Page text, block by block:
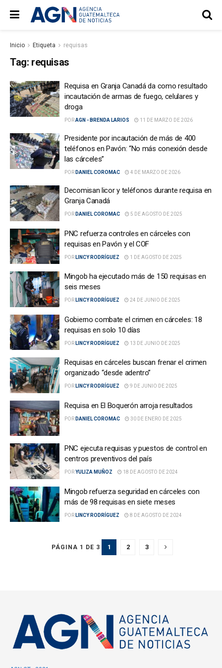
Inicio Etiqueta requisas
Tag: requisas
Requisa en Granja Canadá da como resultado
incautación de armas de fuego, celulares y
droga
PORAGN - BRENDA LARIOS 11 DE MARZO DE 2026
Presidente por incautación de más de 400
teléfonos en Pavón: “No más conexión desde
las cárceles”
POR DANIEL COROMAC 4 DE MARZO DE 2026
Decomisan licor y teléfonos durante requisa en
Granja Canadá
POR DANIEL COROMAC 5 DE AGOSTO DE 2025
PNC refuerza controles en cárceles con
requisas en Pavón y el COF
POR LINCY RODRÍGUEZ 1 DE AGOSTO DE 2025
Mingob ha ejecutado más de 150 requisas en
seis meses
POR LINCY RODRÍGUEZ 24 DE JUNIO DE 2025
Gobierno combate el crimen en cárceles: 18
requisas en solo 10 días
POR LINCY RODRÍGUEZ 13 DE JUNIO DE 2025
Requisas en cárceles buscan frenar el crimen
organizado “desde adentro”
POR LINCY RODRÍGUEZ 9 DE JUNIO DE 2025
Requisa en El Boquerón arroja resultados
POR DANIEL COROMAC 30 DE ENERO DE 2025
PNC ejecuta requisas y puestos de control en
centros preventivos del país
PORYULIZA MUÑOZ 18 DE AGOSTO DE 2024
Mingob refuerza seguridad en cárceles con
más de 98 requisas en siete meses
POR LINCY RODRÍGUEZ 8 DE AGOSTO DE 2024
PÁGINA 1 DE 3 1 2 3